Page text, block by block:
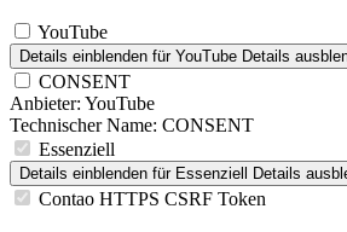
YouTube
Details einblenden für YouTube Details
CONSENT
Anbieter: YouTube
Technischer Name: CONSENT
Essenziell
Details einblenden für Essenziell Details
Contao HTTPS CSRF Token